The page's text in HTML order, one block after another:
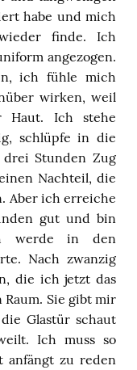
habe und mich
finde. Ich
angezogen.
ich fühle mich
wirken, weil
Haut. Ich stehe
schlüpfe in die
Stunden Zug
Nachteil, die
Aber ich erreiche
gut und bin
werde in den
Nach zwanzig
die ich jetzt das
Sie gibt mir
Glastür schaut
Ich muss so
anfängt zu reden